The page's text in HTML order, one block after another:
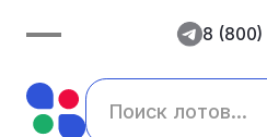
8